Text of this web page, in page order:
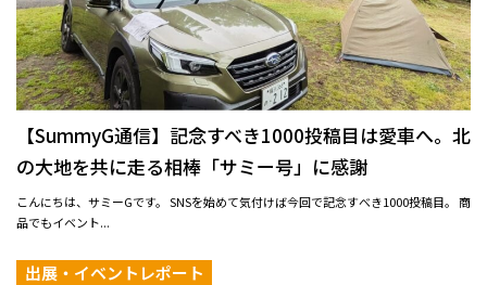
【SummyG通信】記念すべき1000投稿目は愛車へ。北
の大地を共に走る相棒「サミー号」に感謝
こんにちは、サミーGです。 SNSを始めて気付けば今回で記念すべき1000投稿目。 商
品でもイベント...
出展・イベントレポート